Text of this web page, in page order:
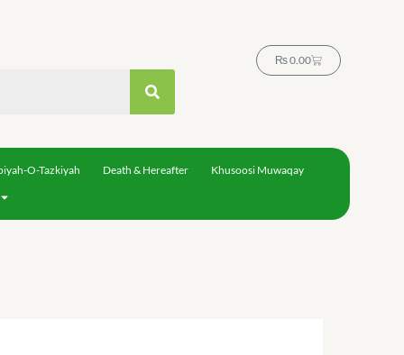
₨0.00Cart
O-Tazkiyah Death & Hereafter
Khusoosi Muwaqay